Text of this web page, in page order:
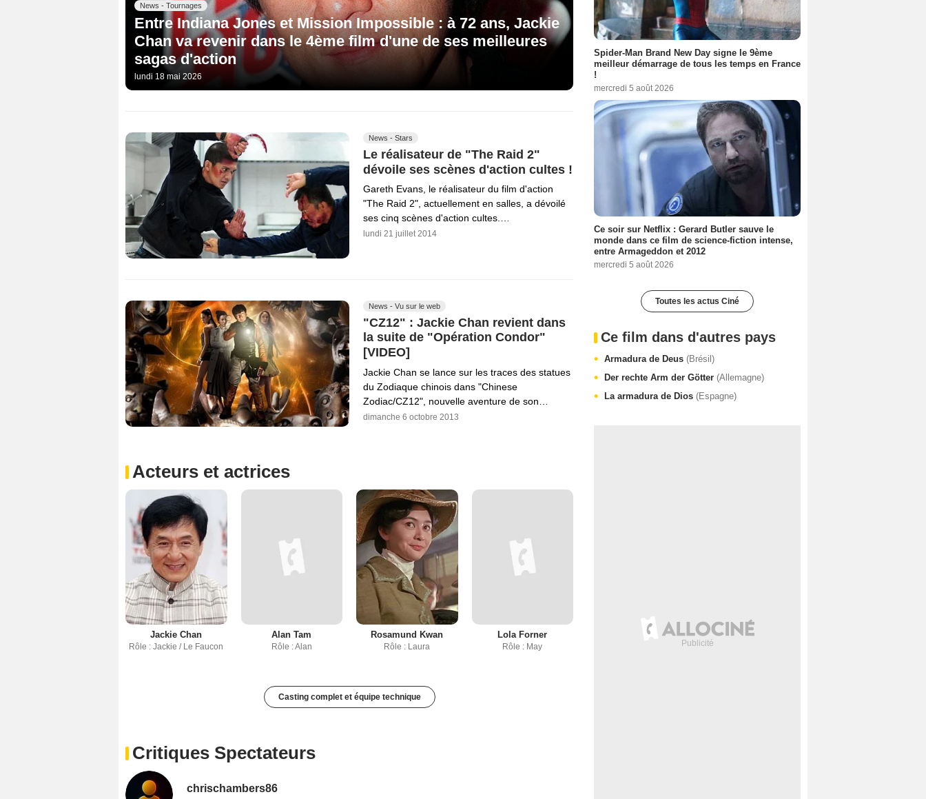
News - Tournages
Entre Indiana Jones et Mission Impossible : à 72 ans, Jackie
Chan va revenir dans le 4ème film d'une de ses meilleures
sagas d'action
lundi 18 mai 2026
News - Stars
Le réalisateur de "The Raid 2"
dévoile ses scènes d'action cultes !
Gareth Evans, le réalisateur du film d'action
"The Raid 2", actuellement en salles, a dévoilé
ses cinq scènes d'action cultes.…
lundi 21 juillet 2014
News - Vu sur le web
"CZ12" : Jackie Chan revient dans
la suite de "Opération Condor"
[VIDEO]
Jackie Chan se lance sur les traces des statues
du Zodiaque chinois dans "Chinese
Zodiac/CZ12", nouvelle aventure de son…
dimanche 6 octobre 2013
Acteurs et actrices
Jackie Chan
Rôle : Jackie / Le Faucon
Alan Tam
Rôle : Alan
Rosamund Kwan
Rôle : Laura
Lola Forner
Rôle : May
Casting complet et équipe technique
Critiques Spectateurs
chrischambers86
Spider-Man Brand New Day signe le 9ème
meilleur démarrage de tous les temps en France
!
mercredi 5 août 2026
Ce soir sur Netflix : Gerard Butler sauve le
monde dans ce film de science-fiction intense,
entre Armageddon et 2012
mercredi 5 août 2026
Toutes les actus Ciné
Ce film dans d'autres pays
Armadura de Deus (Brésil)
Der rechte Arm der Götter (Allemagne)
La armadura de Dios (Espagne)